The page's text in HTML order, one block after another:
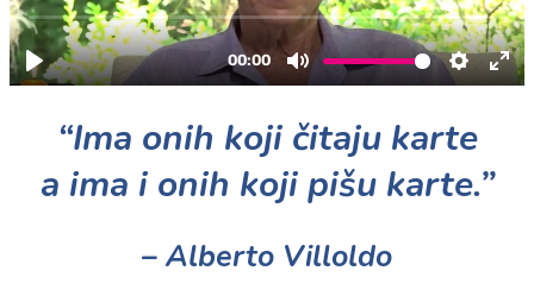
“Ima onih koji čitaju karte
a ima i onih koji pišu karte.”
– Alberto Villoldo